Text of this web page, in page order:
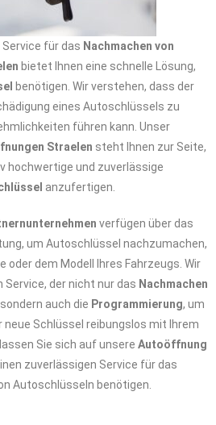
für das Nachmachen von
bietet Ihnen eine schnelle Lösung,
benötigen. Wir verstehen, dass der
eines Autoschlüssels zu
führen kann. Unser
Straelen steht Ihnen zur Seite,
hochwertige und zuverlässige
anzufertigen.
verfügen über das
um Autoschlüssel nachzumachen,
oder dem Modell Ihres Fahrzeugs. Wir
der nicht nur das Nachmachen
auch die Programmierung, um
Schlüssel reibungslos mit Ihrem
Sie sich auf unsere Autoöffnung
zuverlässigen Service für das
Autoschlüsseln benötigen.